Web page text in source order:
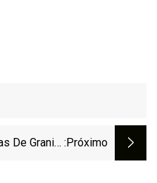
De Granito :próximo